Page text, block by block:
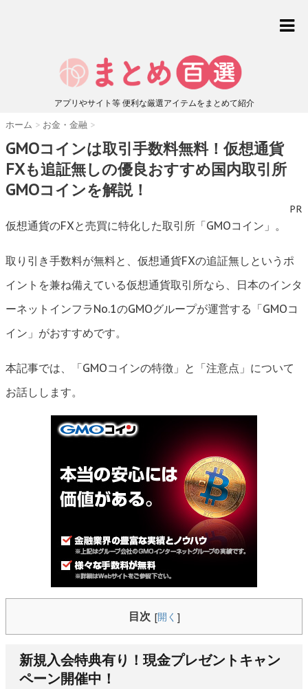
アプリやサイト等 便利な厳選アイテムをまとめて紹介
ホーム > お金・金融 >
GMOコインは取引手数料無料！仮想通貨
FXも追証無しの優良おすすめ国内取引所
GMOコインを解説！
PR
仮想通貨のFXと売買に特化した取引所「GMOコイン」。
取り引き手数料が無料と、仮想通貨FXの追証無しというポ
イントを兼ね備えている仮想通貨取引所なら、日本のインタ
ーネットインフラNo.1のGMOグループが運営する「GMOコ
イン」がおすすめです。
本記事では、「GMOコインの特徴」と「注意点」について
お話しします。
目次 [開く ]
新規入会特典有り！現金プレゼントキャン
ペーン開催中！